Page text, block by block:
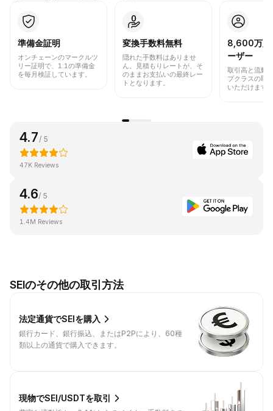
準備金証明
オンチェーンのマークルツ
リー証明で、1:1の準備金
を毎月検証しています。
変換手数料無料
隠れた手数料はありませ
ん。見積もりレートが、そ
のままお支払いの最終レー
トとなります。
8,600万人
ーザー
取引高と流動
プクラスの取
いただけます
4.7 / 5
47K Reviews
4.6/ 5
1.4M Reviews
SEIのその他の取引方法
法定通貨でSEIを購入
銀行カード、銀行振込、またはP2Pにより、60種
類以上の通貨で購入できます。
現物でSEI/USDTを取引